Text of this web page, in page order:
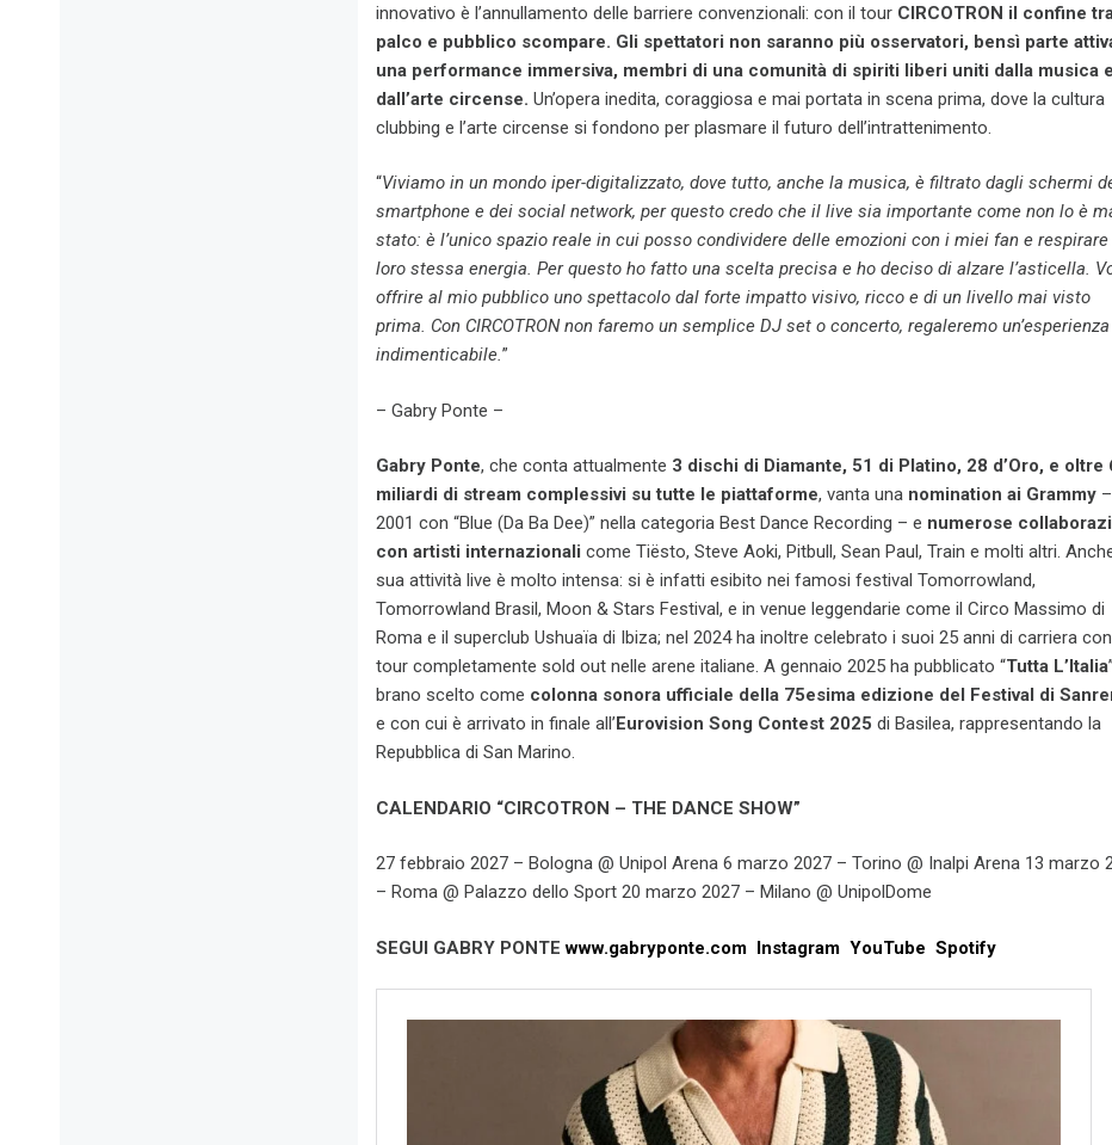
innovativo è l’annullamento delle barriere convenzionali: con il tour CIRCOTRON il confine
palco e pubblico scompare. Gli spettatori non saranno più osservatori, bensì parte
una performance immersiva, membri di una comunità di spiriti liberi uniti dalla musica e
dall’arte circense. Un’opera inedita, coraggiosa e mai portata in scena prima, dove la cultura
clubbing e l’arte circense si fondono per plasmare il futuro dell’intrattenimento.
“Viviamo in un mondo iper-digitalizzato, dove tutto, anche la musica, è filtrato dagli schermi
smartphone e dei social network, per questo credo che il live sia importante come non lo è
stato: è l’unico spazio reale in cui posso condividere delle emozioni con i miei fan e respirare
loro stessa energia. Per questo ho fatto una scelta precisa e ho deciso di alzare l’asticella.
offrire al mio pubblico uno spettacolo dal forte impatto visivo, ricco e di un livello mai visto
prima. Con CIRCOTRON non faremo un semplice DJ set o concerto, regaleremo un’esperienza
indimenticabile.”
– Gabry Ponte –
Gabry Ponte, che conta attualmente 3 dischi di Diamante, 51 di Platino, 28 d’Oro, e oltre
miliardi di stream complessivi su tutte le piattaforme, vanta una nomination ai Grammy
2001 con “Blue (Da Ba Dee)” nella categoria Best Dance Recording – e numerose
con artisti internazionali come Tiësto, Steve Aoki, Pitbull, Sean Paul, Train e molti altri.
sua attività live è molto intensa: si è infatti esibito nei famosi festival Tomorrowland,
Tomorrowland Brasil, Moon & Stars Festival, e in venue leggendarie come il Circo Massimo di
Roma e il superclub Ushuaïa di Ibiza; nel 2024 ha inoltre celebrato i suoi 25 anni di carriera
tour completamente sold out nelle arene italiane. A gennaio 2025 ha pubblicato “Tutta L’Italia
brano scelto come colonna sonora ufficiale della 75esima edizione del Festival di
e con cui è arrivato in finale all’Eurovision Song Contest 2025 di Basilea, rappresentando la
Repubblica di San Marino.
CALENDARIO “CIRCOTRON – THE DANCE SHOW”
27 febbraio 2027 – Bologna @ Unipol Arena 6 marzo 2027 – Torino @ Inalpi Arena 13 marzo
– Roma @ Palazzo dello Sport 20 marzo 2027 – Milano @ UnipolDome
SEGUI GABRY PONTEwww.gabryponte.com Instagram YouTube Spotify